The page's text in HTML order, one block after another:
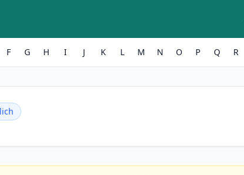
F G H I J K L M N O P Q R